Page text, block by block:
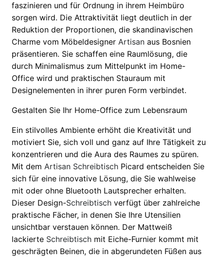
faszinieren und für Ordnung in ihrem Heimbüro
sorgen wird. Die Attraktivität liegt deutlich in der
Reduktion der Proportionen, die skandinavischen
Charme vom Möbeldesigner Artisan aus Bosnien
präsentieren. Sie schaffen eine Raumlösung, die
durch Minimalismus zum Mittelpunkt im Home-
Office wird und praktischen Stauraum mit
Designelementen in ihrer puren Form verbindet.
Gestalten Sie Ihr Home-Office zum Lebensraum
Ein stilvolles Ambiente erhöht die Kreativität und
motiviert Sie, sich voll und ganz auf Ihre Tätigkeit zu
konzentrieren und die Aura des Raumes zu spüren.
Mit dem Artisan Schreibtisch Picard entscheiden Sie
sich für eine innovative Lösung, die Sie wahlweise
mit oder ohne Bluetooth Lautsprecher erhalten.
Dieser Design-Schreibtisch verfügt über zahlreiche
praktische Fächer, in denen Sie Ihre Utensilien
unsichtbar verstauen können. Der Mattweiß
lackierte Schreibtisch mit Eiche-Furnier kommt mit
geschrägten Beinen, die in abgerundeten Füßen aus